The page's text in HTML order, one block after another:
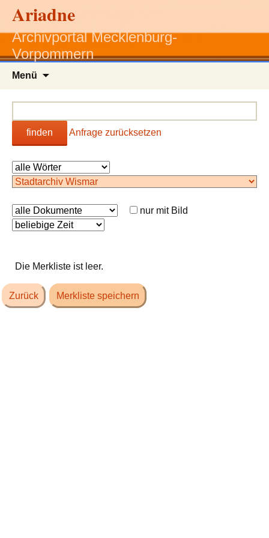
Ariadne
Archivportal Mecklenburg-
Vorpommern
Menü
finden Anfrage zurücksetzen
nur mit Bild
Die Merkliste ist leer.
Zurück Merkliste speichern